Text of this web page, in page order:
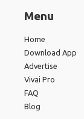
Menu
Home
Download App
Advertise
Vivai Pro
FAQ
Blog